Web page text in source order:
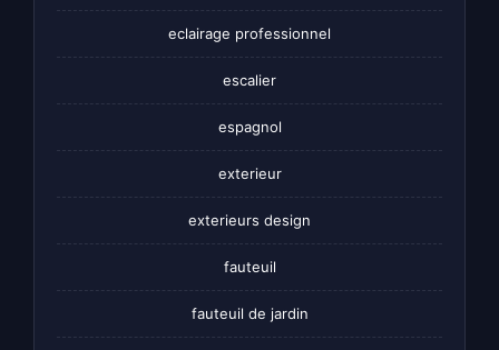
eclairage professionnel
escalier
espagnol
exterieur
exterieurs design
fauteuil
fauteuil de jardin